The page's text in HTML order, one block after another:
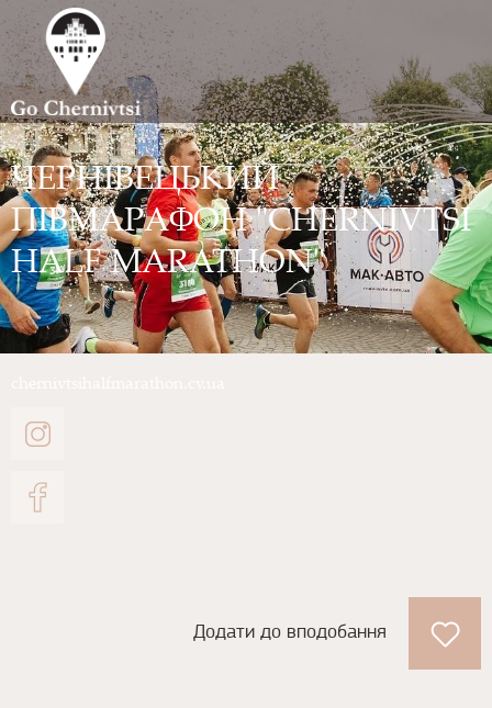
ЧЕРНІВЕЦЬКИЙ
ПІВМАРАФОН "CHERNIVTSI
HALF MARATHON"
Додати до вподобання